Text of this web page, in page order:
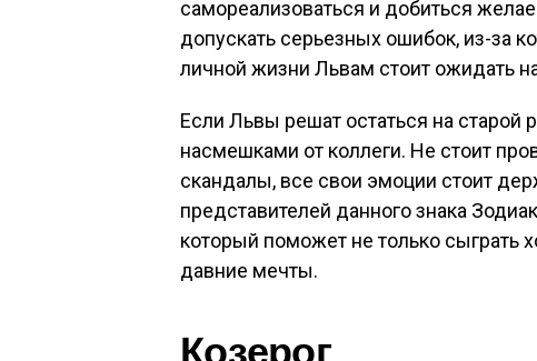
самореализоваться и добиться
допускать серьезных ошибок, из-за
личной жизни Львам стоит ожидать
Если Львы решат остаться на старой
насмешками от коллеги. Не стоит
скандалы, все свои эмоции стоит
представителей данного знака
который поможет не только сыграть
давние мечты.
Козерог